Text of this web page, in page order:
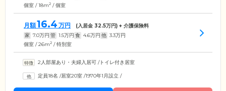
個室 / 18m2 / 個室
月額16.4 万円 (入居金 32.5万円) + 介護保険料
家 7.0万円 管 1.5万円 食 4.6万円 他 3.3万円
個室 / 26m2 / 特別室
2人部屋あり・夫婦入居可 /トイレ付き居室
定員18名 /居室20室 /1970年1月設立 /